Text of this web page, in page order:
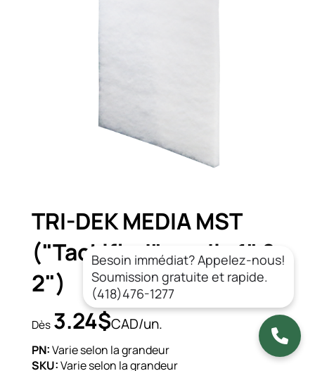
TRI-DEK MEDIA MST
("Tackified" media 1" &
2")
Dès 3.24$CAD/un.
PN:Varie selon la grandeur
SKU:Varie selon la grandeur
Besoin immédiat? Appelez-nous!
Soumission gratuite et rapide.
(418)476-1277